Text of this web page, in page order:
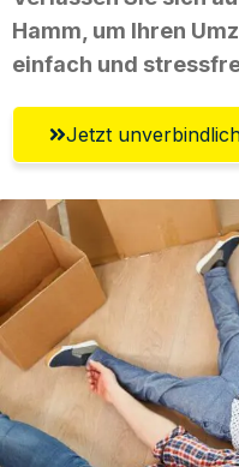
Hamm, um Ihren
einfach und
Jetzt